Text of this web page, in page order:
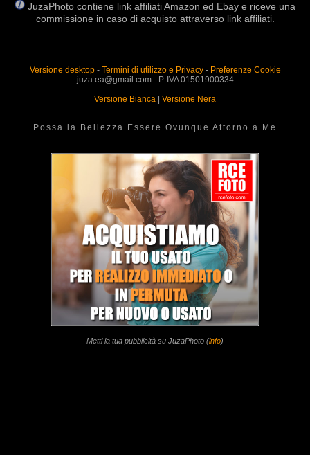
JuzaPhoto contiene link affiliati Amazon ed Ebay e riceve una
commissione in caso di acquisto attraverso link affiliati.
Versione desktop- Termini di utilizzo e Privacy- Preferenze Cookie
juza.ea@gmail.com - P. IVA 01501900334
Versione Bianca
Versione Nera
Possa la Bellezza Essere Ovunque Attorno a Me
Metti la tua pubblicità su JuzaPhoto (info)